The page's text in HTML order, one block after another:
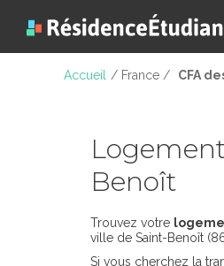
Accueil / France / CFA
Benoît
Trouvez votre
ville de Saint-Benoît
Si vous cherchez la